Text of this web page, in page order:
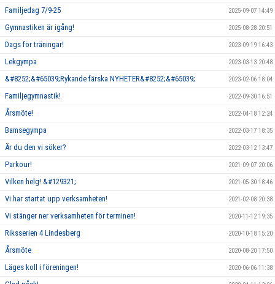
Familjedag 7/9-25 2025-09-07 14:49
Gymnastiken är igång! 2025-08-28 20:51
Dags för träningar! 2023-09-19 16:43
Lekgympa 2023-03-13 20:48
&#8252;&#65039;Rykande färska NYHETER&#8252;&#65039; 2023-02-06 18:04
Familjegymnastik! 2022-09-30 16:51
Årsmöte! 2022-04-18 12:24
Bamsegympa 2022-03-17 18:35
Är du den vi söker? 2022-03-12 13:47
Parkour! 2021-09-07 20:06
Vilken helg! &#129321; 2021-05-30 18:46
Vi har startat upp verksamheten! 2021-02-08 20:38
Vi stänger ner verksamheten för terminen! 2020-11-12 19:35
Riksserien 4 Lindesberg 2020-10-18 15:20
Årsmöte 2020-08-20 17:50
Läges koll i föreningen! 2020-06-06 11:38